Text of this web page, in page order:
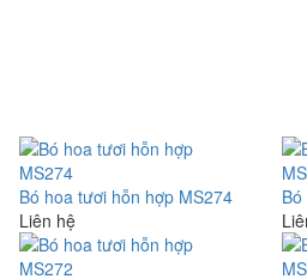
Bó hoa tươi hỗn hợp MS274
Liên hệ